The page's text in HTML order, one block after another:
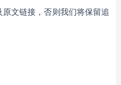
文链接，否则我们将保留追